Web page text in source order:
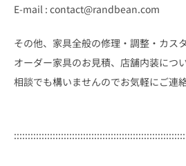
E-mail : contact@randbean.com
その他、家具全般の修理・調整・カス
オーダー家具のお見積、店舗内装につ
相談でも構いませんのでお気軽にご連